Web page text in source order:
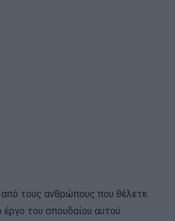
από τους ανθρώπους που θέλετε
του σπουδαίου αυτού